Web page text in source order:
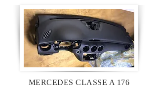
MERCEDES CLASSE A 176